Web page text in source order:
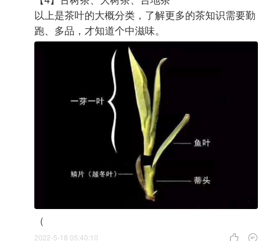
花茶：（如茉莉花茶、玫瑰花茶等）
茶粉：（如抹茶、超微茶粉等）
紧压茶：（如茯砖、饼茶、沱茶等）
萃取茶：（如速溶茶、浓缩茶）
果味茶：（如荔枝红茶、柠檬红茶等）
药用保健茶：（如阵皮老白茶等）
含茶饮料：（市面上茶饮品、茶酒等）
另外还有六种分类法：
1、按茶树的繁殖方式
有性品种、无性品种
2、按茶树成熟叶片大小
特大叶种、大叶种、中叶种、小叶种
生茶、半熟茶、熟茶
4、按茶叶形态